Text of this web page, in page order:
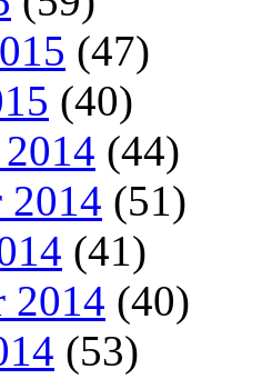
(47)
(40)
(44)
2014 (51)
(41)
2014 (40)
(53)